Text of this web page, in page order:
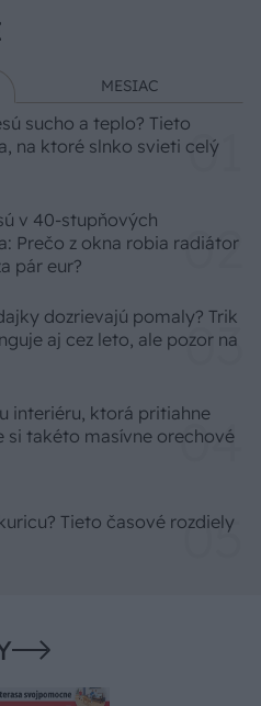
MESIAC
sucho a teplo? Tieto
na ktoré slnko svieti celý
v 40-stupňových
Prečo z okna robia radiátor
pár eur?
dozrievajú pomaly? Trik
aj cez leto, ale pozor na
interiéru, ktorá pritiahne
si takéto masívne orechové
Tieto časové rozdiely